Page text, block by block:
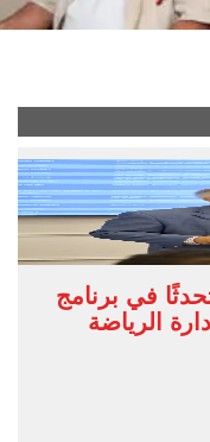
في برنامج
الرياضة